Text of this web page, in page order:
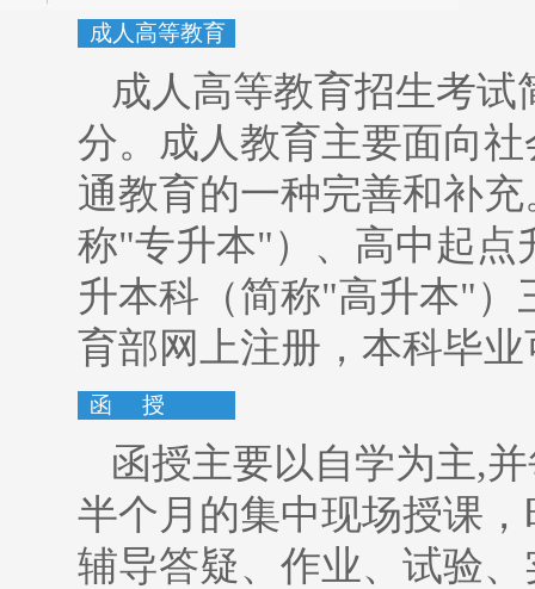
成人高等教育
成人高等教育招生考
分。成人教育主要面向
通教育的一种完善和补
称"专升本"）、高中起点
升本科（简称"高升本"）
育部网上注册，本科毕
函 授
函授主要以自学为主,
半个月的集中现场授课
辅导答疑、作业、试验